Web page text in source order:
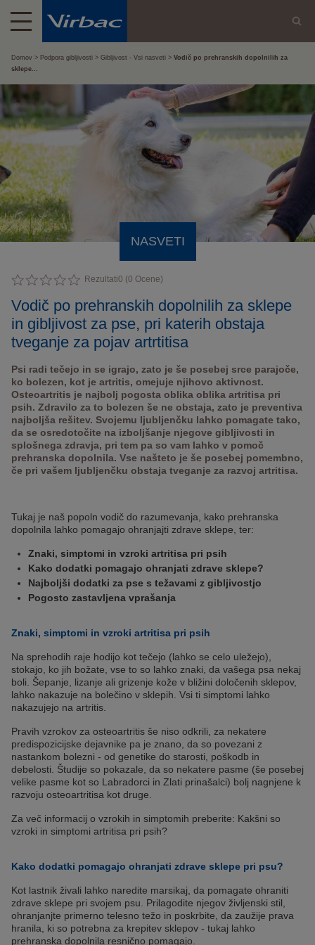
Domov Podpora gibljivosti Gibljivost - Vsi nasveti
Vodič po prehranskih dopolnilih za
sklepe...
NASVETI
Rezultati0 (0 Ocene)
Vodič po prehranskih dopolnilih za sklepe
in gibljivost za pse, pri katerih obstaja
tveganje za pojav artrtitisa
Psi radi tečejo in se igrajo, zato je še posebej srce parajoče,
ko bolezen, kot je artritis, omejuje njihovo aktivnost.
Osteoartritis je najbolj pogosta oblika oblika artritisa pri
psih. Zdravilo za to bolezen še ne obstaja, zato je preventiva
najboljša rešitev. Svojemu ljubljenčku lahko pomagate tako,
da se osredotočite na izboljšanje njegove gibljivosti in
splošnega zdravja, pri tem pa so vam lahko v pomoč
prehranska dopolnila. Vse našteto je še posebej pomembno,
če pri vašem ljubljenčku obstaja tveganje za razvoj artritisa.
Tukaj je naš popoln vodič do razumevanja, kako prehranska
dopolnila lahko pomagajo ohranjajti zdrave sklepe, ter:
Znaki, simptomi in vzroki artritisa pri psih
Kako dodatki pomagajo ohranjati zdrave sklepe?
Najboljši dodatki za pse s težavami z gibljivostjo
Pogosto zastavljena vprašanja
Znaki, simptomi in vzroki artritisa pri psih
Na sprehodih raje hodijo kot tečejo (lahko se celo uležejo),
stokajo, ko jih božate, vse to so lahko znaki, da vašega psa nekaj
boli. Šepanje, lizanje ali grizenje kože v bližini določenih sklepov,
lahko nakazuje na bolečino v sklepih. Vsi ti simptomi lahko
nakazujejo na artritis.
Pravih vzrokov za osteoartritis še niso odkrili, za nekatere
predispozicijske dejavnike pa je znano, da so povezani z
nastankom bolezni - od genetike do starosti, poškodb in
debelosti. Študije so pokazale, da so nekatere pasme (še posebej
velike pasme kot so Labradorci in Zlati prinašalci) bolj nagnjene k
razvoju osteoartritisa kot druge.
Za več informacij o vzrokih in simptomih preberite: Kakšni so
vzroki in simptomi artritisa pri psih?
Kako dodatki pomagajo ohranjati zdrave sklepe pri psu?
Kot lastnik živali lahko naredite marsikaj, da pomagate ohraniti
zdrave sklepe pri svojem psu. Prilagodite njegov življenski stil,
ohranjanjte primerno telesno težo in poskrbite, da zaužije prava
hranila, ki so potrebna za krepitev sklepov - tukaj lahko
prehranska dopolnila resnično pomagajo.